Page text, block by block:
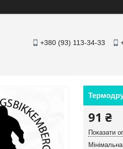
+380 (93) 113-34-33
91 ₴
Показати